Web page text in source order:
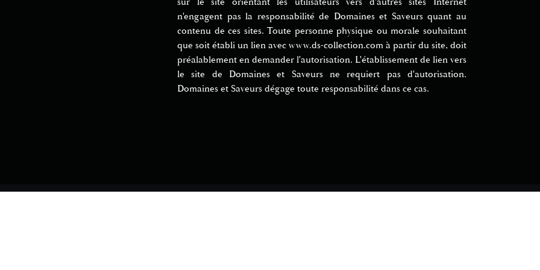
n'engagent pas la responsabilité de Domaines et Saveurs quant au
contenu de ces sites. Toute personne physique ou morale souhaitant
que soit établi un lien avec www.ds-collection.com à partir du site, doit
préalablement en demander l'autorisation. L'établissement de lien vers
le site de Domaines et Saveurs ne requiert pas d'autorisation.
Domaines et Saveurs dégage toute responsabilité dans ce cas.